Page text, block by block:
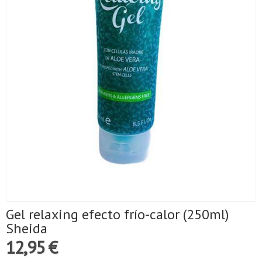
Gel relaxing efecto frío-calor (250ml)
Sheida
12,95 €